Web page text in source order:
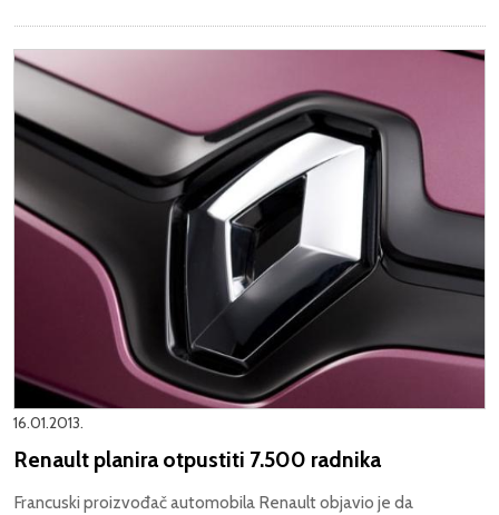
16.01.2013.
Renault planira otpustiti 7.500 radnika
Francuski proizvođač automobila Renault objavio je da